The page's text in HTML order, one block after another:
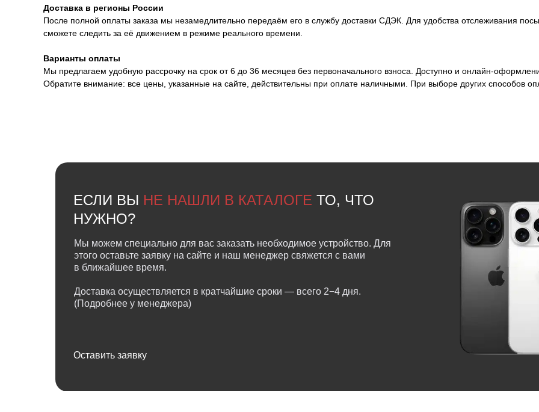
Доставка в регионы России
После полной оплаты заказа мы незамедлительно передаём его в службу доставки СДЭК. Для удобства отслеживания
сможете следить за её движением в режиме реального времени.
Варианты оплаты
Мы предлагаем удобную рассрочку на срок от 6 до 36 месяцев без первоначального взноса. Доступно и онлайн-
Обратите внимание: все цены, указанные на сайте, действительны при оплате наличными. При выборе других способов
Оставить заявку
Мы можем специально для вас заказать необходимое устройство. Для
этого оставьте заявку на сайте и наш менеджер свяжется с вами
в ближайшее время.
Доставка осуществляется в кратчайшие сроки — всего 2−4 дня.
(Подробнее у менеджера)
ЕСЛИ ВЫ НЕ НАШЛИ В КАТАЛОГЕ ТО, ЧТО
НУЖНО?